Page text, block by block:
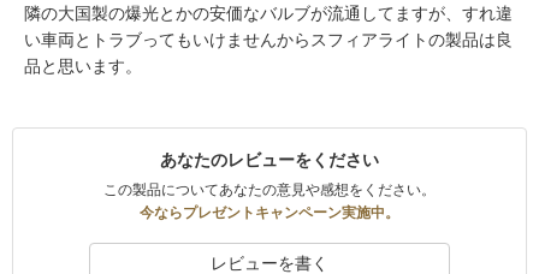
隣の大国製の爆光とかの安価なバルブが流通してますが、すれ違
い車両とトラブってもいけませんからスフィアライトの製品は良
品と思います。
あなたのレビューをください
この製品についてあなたの意見や感想をください。
今ならプレゼントキャンペーン実施中。
レビューを書く